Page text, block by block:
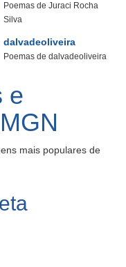
Poemas de Juraci Rocha
Silva
dalvadeoliveira
Poemas de dalvadeoliveira
e
mais populares de